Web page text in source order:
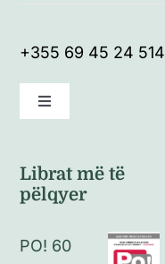
+355 69 45 24 514
Toggle
Librat më të
pëlqyer
PO! 60